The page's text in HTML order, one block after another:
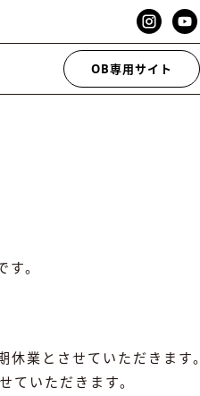
OB専用サイト
。
業とさせていただきます。
いただきます。